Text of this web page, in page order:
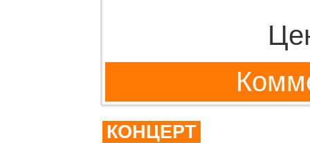
КОНЦЕРТ